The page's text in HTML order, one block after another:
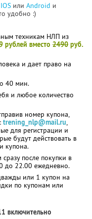
IOS или Android и
удобно :)
техникам НЛП из
рублей вместо 2490 руб.
и дает право на
40 мин.
и любое количество
номер купона,
trening_nlp@mail.ru,
для регистрации и
будут действовать в
купона.
после покупки в
до 22.00 ежедневно.
или 1 купон на
по купонам или
включительно